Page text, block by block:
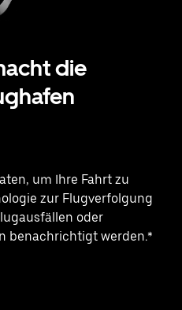
die
um Ihre Fahrt zu
zur Flugverfolgung
oder
benachrichtigt werden.*